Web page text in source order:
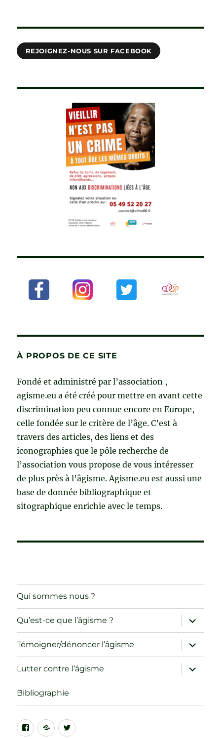
REJOIGNEZ-NOUS SUR FACEBOOK
À PROPOS DE CE SITE
Fondé et administré par l’association ,
agisme.eu a été créé pour mettre en avant cette
discrimination peu connue encore en Europe,
celle fondée sur le critère de l’âge. C’est à
travers des articles, des liens et des
iconographies que le pôle recherche de
l’association vous propose de vous intéresser
de plus près à l’âgisme. Agisme.eu est aussi une
base de donnée bibliographique et
sitographique enrichie avec le temps.
Qui sommes nous ?
Qu’est-ce que l’âgisme ?
ouvrir
le
sous-
menu
Témoigner/dénoncer l’âgisme
ouvrir
le
sous-
menu
Lutter contre l’âgisme
ouvrir
le
sous-
Bibliographie
Facebook
CIF- Twitter